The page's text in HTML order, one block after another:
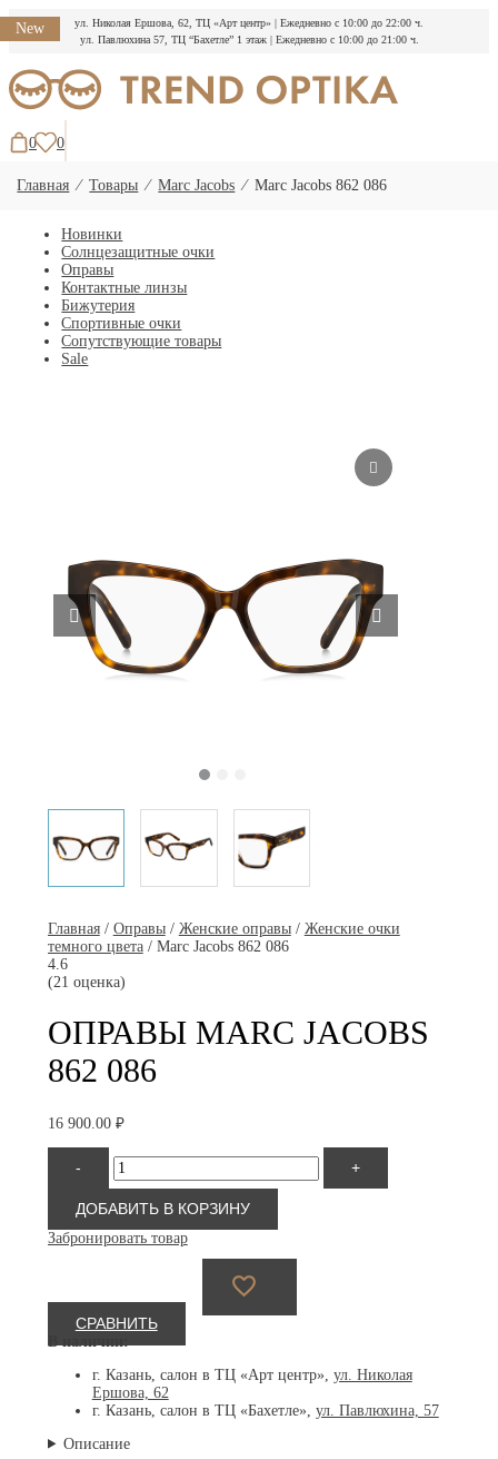
ул. Николая Ершова, 62, ТЦ «Арт центр» | Ежедневно с 10:00 до 22:00 ч.
ул. Павлюхина 57, ТЦ “Бахетле” 1 этаж | Ежедневно с 10:00 до 21:00 ч.
к
содержимому
0 0
Главная ⁄Товары ⁄Marc Jacobs ⁄Marc Jacobs 862 086
Новинки
Солнцезащитные очки
Оправы
Контактные линзы
Бижутерия
Спортивные очки
Сопутствующие товары
Sale
New
Главная/ Оправы/ Женские оправы/ Женские очки
темного цвета/ Marc Jacobs 862 086
4.6
(21 оценка)
ОПРАВЫ MARC JACOBS
862 086
16 900.00 ₽
-
Количество
товара
Marc
Jacobs
862
086
+
ДОБАВИТЬ В КОРЗИНУ
Забронировать товар
СРАВНИТЬ
В наличии:
г. Казань, салон в ТЦ «Арт центр», ул. Николая
Ершова, 62
г. Казань, салон в ТЦ «Бахетле», ул. Павлюхина, 57
Описание